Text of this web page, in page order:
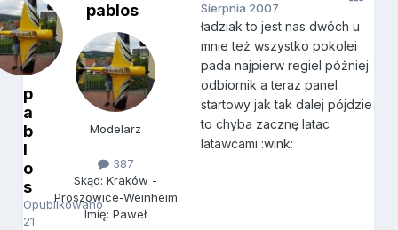
p
a
b
l
o
s
Opublikowano
21
pablos
Modelarz
387
Skąd: Kraków -
Proszowice-Weinheim
Imię: Paweł
Sierpnia 2007
ładziak to jest nas dwóch u
mnie też wszystko pokolei
pada najpierw regiel póżniej
odbiornik a teraz panel
startowy jak tak dalej pójdzie
to chyba zacznę latac
latawcami :wink: